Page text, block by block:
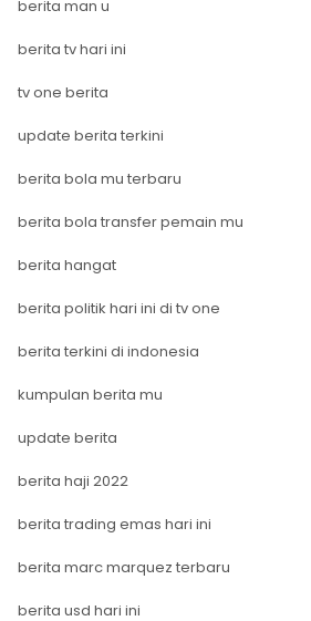
berita man u
berita tv hari ini
tv one berita
update berita terkini
berita bola mu terbaru
berita bola transfer pemain mu
berita hangat
berita politik hari ini di tv one
berita terkini di indonesia
kumpulan berita mu
update berita
berita haji 2022
berita trading emas hari ini
berita marc marquez terbaru
berita usd hari ini